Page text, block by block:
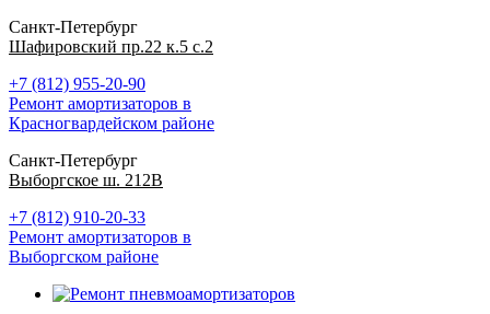
Санкт-Петербург
Шафировский пр.22 к.5 с.2
+7 (812) 955-20-90
Ремонт амортизаторов в
Красногвардейском районе
Санкт-Петербург
Выборгское ш. 212В
+7 (812) 910-20-33
Ремонт амортизаторов в
Выборгском районе